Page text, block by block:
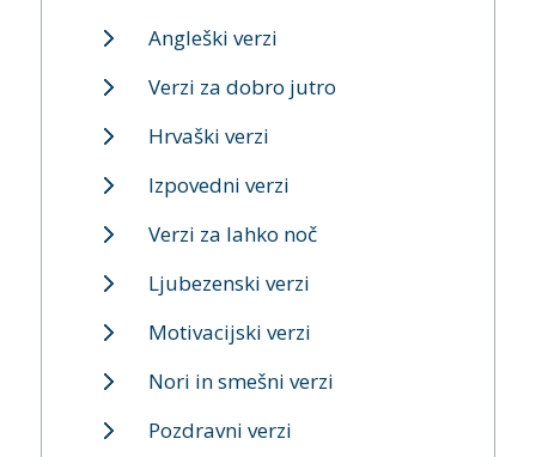
Angleški verzi
Verzi za dobro jutro
Hrvaški verzi
Izpovedni verzi
Verzi za lahko noč
Ljubezenski verzi
Motivacijski verzi
Nori in smešni verzi
Pozdravni verzi